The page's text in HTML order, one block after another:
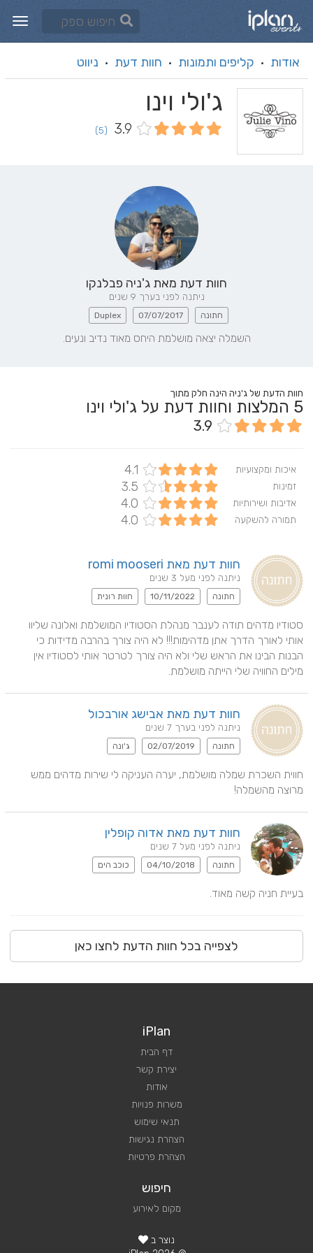
אודות · קליפים ותמונות · חוות דעת · ניווט
ג'ולי וינו
3.9
(5)
חוות דעת מאת ג'ניה פבלנקו
ניתנה לפני בערך 9 שנים
חתונה 07/07/2017
Duplex
השמלה יצאה מושלמת היחס מאוד נדיב ונעים.
חוות הדעת של ג'ניה הינה חלק מתוך
5 המלצות וחוות דעת על ג'ולי וינו
3.9
איכות ומקצועיות 4.1
זמינות 3.5
אדיבות ושירותיות 4.0
תמורה להשקעה 4.0
חוות דעת מאת romi mooseri
ניתנה לפני מעל 3 שנים
חתונה 10/11/2022 חוות רונית
מילים החוויה שלי הייתה מושלמת.
חוות דעת מאת אבישג אורבכול
ניתנה לפני בערך 7 שנים
חתונה 02/07/2019 ג'ונה
מרוצה מהשמלה!
חוות דעת מאת אדוה קופלין
ניתנה לפני מעל 7 שנים
חתונה 04/10/2018 כוכב הים
בעיית חניה קשה מאוד.
לצפייה בכל חוות הדעת לחצו כאן
iPlan
דף הבית
יצירת קשר
אודות
משרות פנויות
תנאי שימוש
הצהרת נגישות
הצהרת פרטיות
חיפוש
מקום לאירוע
נוצר ב